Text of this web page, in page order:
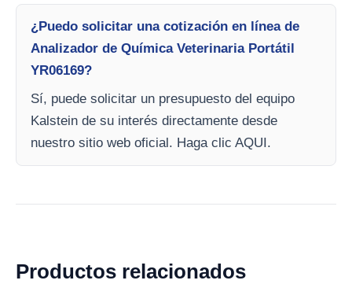
¿Puedo solicitar una cotización en línea de
Analizador de Química Veterinaria Portátil
YR06169?
Sí, puede solicitar un presupuesto del equipo
Kalstein de su interés directamente desde
nuestro sitio web oficial. Haga clic AQUI.
Productos relacionados